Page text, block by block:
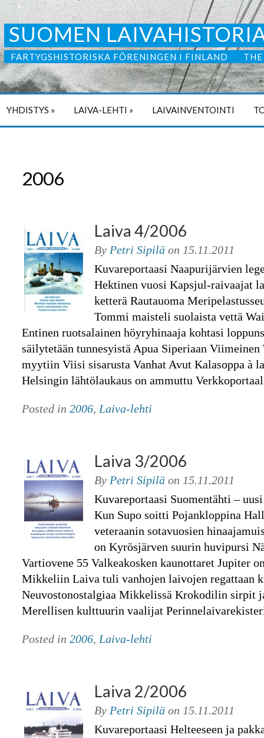
SUOMEN
FARTYGSHISTORISKA FÖRENINGEN I FINLAND
YHDISTYS » LAIVA-LEHTI » LAIVAINVENTOINTI
2006
Laiva 4/2006
By Petri Sipilä on 15.11.2011
Kuvareportaasi Naapurijärvien
Hektinen vuosi Kapsjul-raivaajat
ketterä Rautauoma
Tommi maisteli suolaista vettä
Entinen ruotsalainen höyryhinaaja kohtasi
säilytetään tunnesyistä Apua Siperiaan
myytiin Viisi sisarusta Vanhat Avut Kalasoppa à
Helsingin lähtölaukaus on ammuttu
Posted in 2006, Laiva-lehti
Laiva 3/2006
By Petri Sipilä on 15.11.2011
Kuvareportaasi Suomentähti –
Kun Supo soitti Pojankloppina
veteraanin sotavuosien
on Kyrösjärven suurin huvipursi
Vartiovene 55 Valkeakosken kaunottaret Jupiter
Mikkeliin Laiva tuli vanhojen laivojen regattaan
Neuvostonostalgiaa Mikkelissä Krokodilin sirpit
Merellisen kulttuurin vaalijat
Posted in 2006, Laiva-lehti
Laiva 2/2006
By Petri Sipilä on 15.11.2011
Kuvareportaasi Helteeseen ja